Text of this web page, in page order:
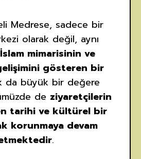
Medrese, sadece bir
olarak değil, aynı
İslam mimarisinin ve
gösteren bir
da büyük bir değere
de ziyaretçilerin
tarihi ve kültürel bir
korunmaya devam
.